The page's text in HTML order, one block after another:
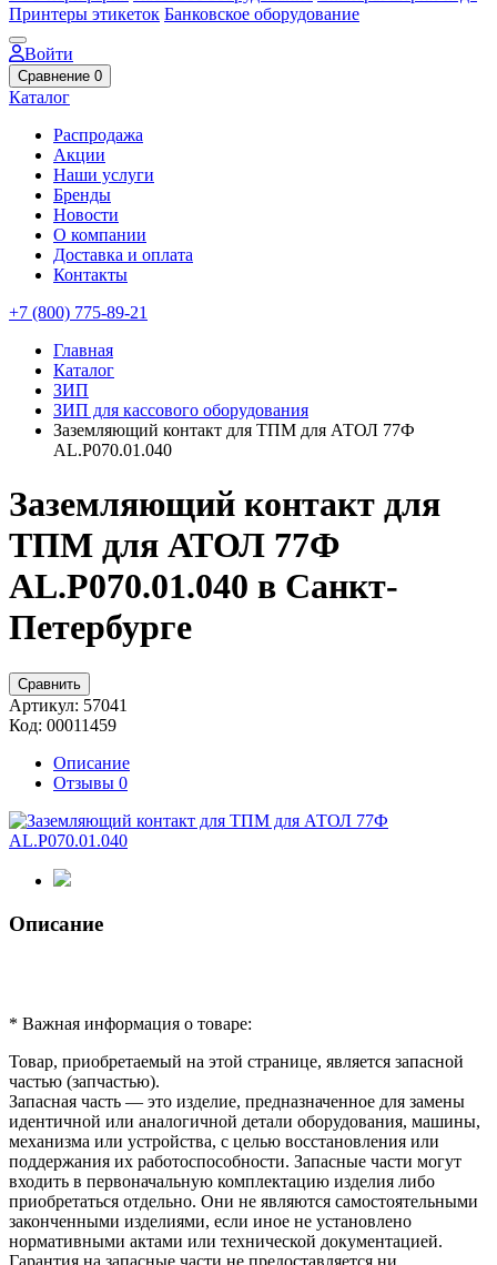
Принтеры этикеток Банковское оборудование
Войти
Сравнение 0
Каталог
Распродажа
Акции
Наши услуги
Бренды
Новости
О компании
Доставка и оплата
Контакты
+7 (800) 775-89-21
Главная
Каталог
ЗИП
ЗИП для кассового оборудования
Заземляющий контакт для ТПМ для АТОЛ 77Ф
AL.P070.01.040
Заземляющий контакт для
ТПМ для АТОЛ 77Ф
AL.P070.01.040 в Санкт-
Петербурге
Сравнить
Артикул: 57041
Код: 00011459
Описание
Отзывы 0
Описание
* Важная информация о товаре:
Товар, приобретаемый на этой странице, является запасной
частью (запчастью).
Запасная часть — это изделие, предназначенное для замены
идентичной или аналогичной детали оборудования, машины,
механизма или устройства, с целью восстановления или
поддержания их работоспособности. Запасные части могут
входить в первоначальную комплектацию изделия либо
приобретаться отдельно. Они не являются самостоятельными
законченными изделиями, если иное не установлено
нормативными актами или технической документацией.